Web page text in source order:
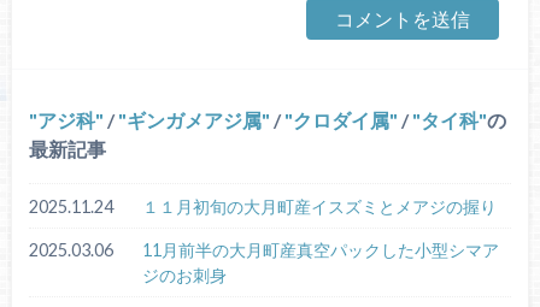
アジ科 / ギンガメアジ属 / クロダイ属 / タイ科 の
最新記事
2025.11.24 １１月初旬の大月町産イスズミとメアジの握り
2025.03.06
11月前半の大月町産真空パックした小型シマア
ジのお刺身